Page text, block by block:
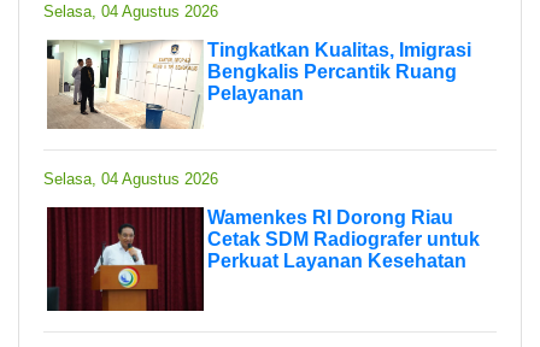
Selasa, 04 Agustus 2026
Tingkatkan Kualitas, Imigrasi
Bengkalis Percantik Ruang
Pelayanan
Selasa, 04 Agustus 2026
Wamenkes RI Dorong Riau
Cetak SDM Radiografer untuk
Perkuat Layanan Kesehatan